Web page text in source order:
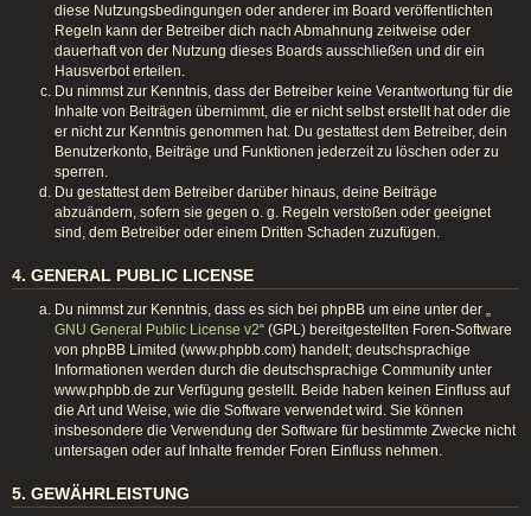
diese Nutzungsbedingungen oder anderer im Board veröffentlichten
Regeln kann der Betreiber dich nach Abmahnung zeitweise oder
dauerhaft von der Nutzung dieses Boards ausschließen und dir ein
Hausverbot erteilen.
Du nimmst zur Kenntnis, dass der Betreiber keine Verantwortung für die
Inhalte von Beiträgen übernimmt, die er nicht selbst erstellt hat oder die
er nicht zur Kenntnis genommen hat. Du gestattest dem Betreiber, dein
Benutzerkonto, Beiträge und Funktionen jederzeit zu löschen oder zu
sperren.
Du gestattest dem Betreiber darüber hinaus, deine Beiträge
abzuändern, sofern sie gegen o. g. Regeln verstoßen oder geeignet
sind, dem Betreiber oder einem Dritten Schaden zuzufügen.
4. GENERAL PUBLIC LICENSE
Du nimmst zur Kenntnis, dass es sich bei phpBB um eine unter der „
GNU General Public License v2“ (GPL) bereitgestellten Foren-Software
von phpBB Limited (www.phpbb.com) handelt; deutschsprachige
Informationen werden durch die deutschsprachige Community unter
www.phpbb.de zur Verfügung gestellt. Beide haben keinen Einfluss auf
die Art und Weise, wie die Software verwendet wird. Sie können
insbesondere die Verwendung der Software für bestimmte Zwecke nicht
untersagen oder auf Inhalte fremder Foren Einfluss nehmen.
5. GEWÄHRLEISTUNG